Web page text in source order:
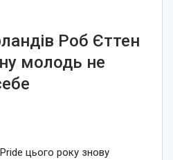
Роб Єттен
молодь не
цього року знову